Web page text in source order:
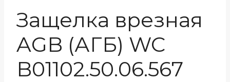
Защелка врезная
AGB (АГБ) WC
B01102.50.06.567